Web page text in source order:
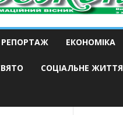
РЕПОРТАЖ ЕКОНОМІКА
СОЦІАЛЬНЕ ЖИТТЯ